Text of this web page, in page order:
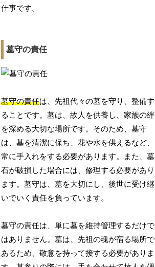
仕事です。
墓守の責任
墓守の責任は、先祖代々の墓を守り、整備す
ることです。墓は、故人を供養し、家族の絆
を深める大切な場所です。そのため、墓守
は、墓を清潔に保ち、花や水を供えるなど、
常に手入れをする必要があります。また、墓
石が破損した場合には、修理する必要があり
ます。墓守は、墓を大切にし、後世に受け継
いでいく責任を負っています。
墓守の責任は、単に墓を維持管理するだけで
はありません。墓は、先祖の魂が宿る場所で
あるため、敬意を持って接する必要がありま